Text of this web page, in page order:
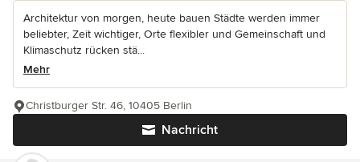
Architektur von morgen, heute bauen Städte werden immer
beliebter, Zeit wichtiger, Orte flexibler und Gemeinschaft und
Klimaschutz rücken stä...
Mehr
Nachricht
Christburger Str. 46, 10405 Berlin